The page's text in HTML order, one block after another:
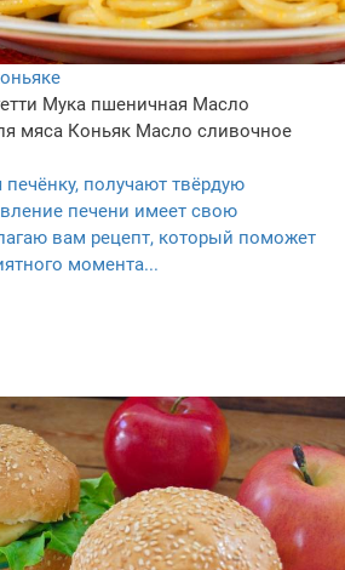
Мука пшеничная Масло
мяса Коньяк Масло сливочное
получают твёрдую
печени имеет свою
вам рецепт, который поможет
момента...